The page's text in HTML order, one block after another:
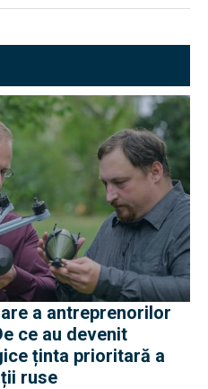
a antreprenorilor
ce au devenit
ținta prioritară a
ruse